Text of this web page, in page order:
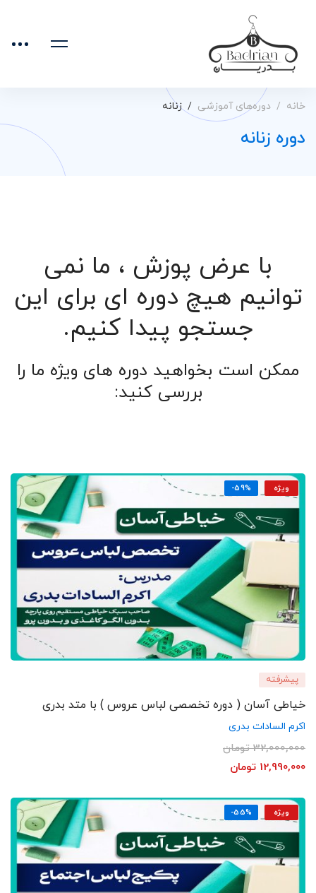
خانه دوره‌های آموزشی زنانه
دوره زنانه
با عرض پوزش ، ما نمی
توانیم هیچ دوره ای برای این
جستجو پیدا کنیم.
ممکن است بخواهید دوره های ویژه ما را
بررسی کنید:
ویژه -59%
پیشرفته
خیاطی آسان ( دوره تخصصی لباس عروس ) با متد بدری
اکرم السادات بدری
32,000,000 تومان
12,990,000 تومان
ویژه -55%